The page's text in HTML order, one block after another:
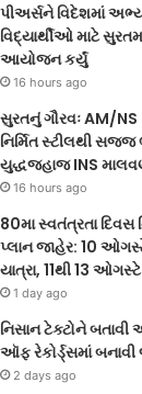
પીઅર્સને વિદેશમાં
વિદ્યાર્થીઓ માટે
આયોજન કર્યું
16 hours ago
સુરતનું ગૌરવઃ AM/NS
નિર્મિત સ્ટીલથી સજ્જ
યુદ્ધજહાજ INS
16 hours ago
80મા સ્વતંત્રતા દિવસ
પ્લાન જાહેર: 10
યાત્રા, 11થી 13
1 day ago
નિસાન ટેક્ટોને બતાવી
ઑફ રેકોર્ડ્સમાં બનાવી
2 days ago